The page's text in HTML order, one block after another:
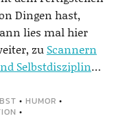
Dingen hast,
lies mal hier
zu Scannern
Selbstdisziplin…
• HUMOR •
•